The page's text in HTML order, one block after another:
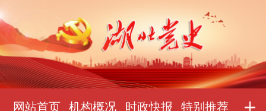
网站首页 机构概况 时政快报 特别推荐